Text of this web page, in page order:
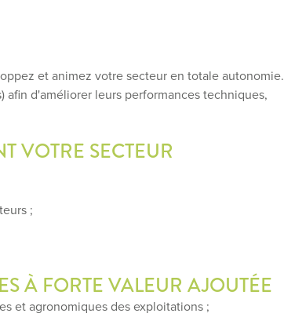
et animez votre secteur en totale autonomie.
d'améliorer leurs performances techniques,
VOTRE SECTEUR
;
À FORTE VALEUR AJOUTÉE
et agronomiques des exploitations ;